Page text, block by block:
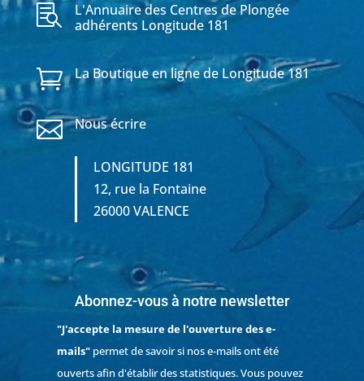

L'Annuaire des Centres de Plongée
adhérents Longitude 181
 La Boutique en ligne de Longitude 181
 Nous écrire
LONGITUDE 181
12, rue la Fontaine
26000 VALENCE
Abonnez-vous à notre newsletter
"J'accepte la mesure de l'ouverture des e-
mails"permet de savoir si nos e-mails ont été
ouverts afin d'établir des statistiques. Vous pouvez